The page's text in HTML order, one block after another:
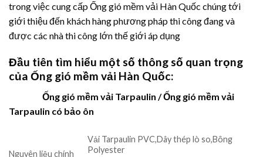
trong việc cung cấp Ống gió mềm vải Hàn Quốc chúng tới
giới thiệu đến khách hàng phương pháp thi công đang và
được các nhà thi công lớn thế giới áp dụng
Đầu tiên tìm hiểu một số thông số quan trọng
của Ống gió mềm vải Hàn Quốc:
Ống gió mềm vải Tarpaulin / Ống gió mềm vải
Tarpaulin có bảo ôn
Nguyên liệu chính
Vải Tarpaulin PVC,Dây thép lò so,Bông
Polyester